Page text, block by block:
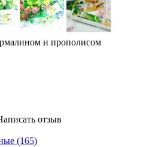
и прополисом
отзыв
(165)